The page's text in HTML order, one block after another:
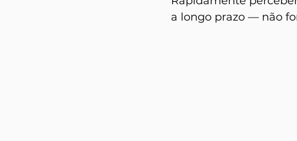
a longo prazo — não